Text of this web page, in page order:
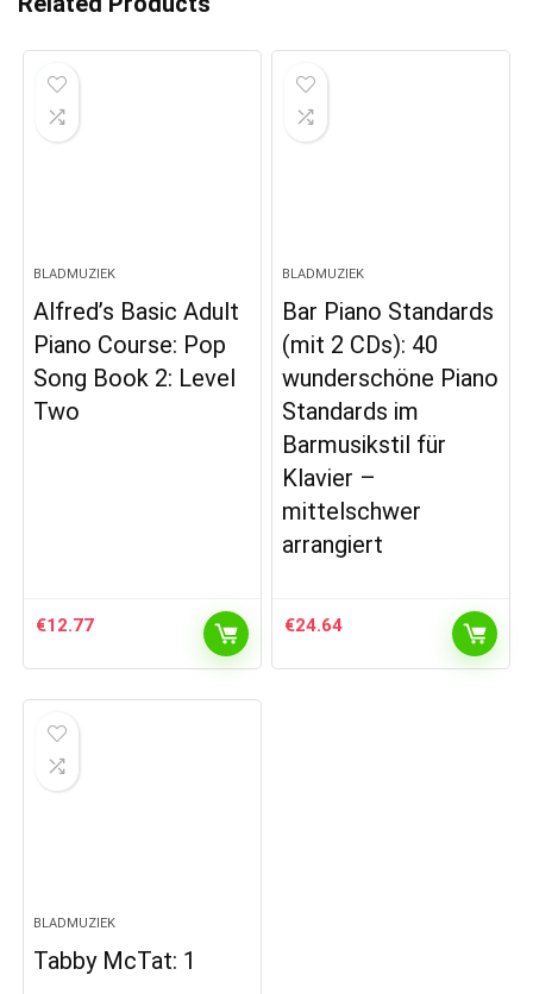
BLADMUZIEK
Alfred’s Basic Adult
Piano Course: Pop
Song Book 2: Level
Two
€12.77
BLADMUZIEK
Bar Piano Standards
(mit 2 CDs): 40
wunderschöne Piano
Standards im
Barmusikstil für
Klavier –
mittelschwer
arrangiert
€24.64
BLADMUZIEK
Tabby McTat: 1